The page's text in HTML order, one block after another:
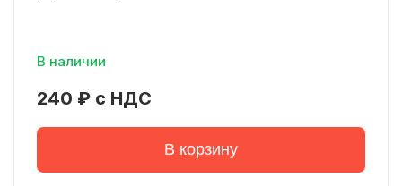
В наличии
240 ₽ с НДС
В корзину